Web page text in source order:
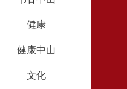
健康
健康中山
文化